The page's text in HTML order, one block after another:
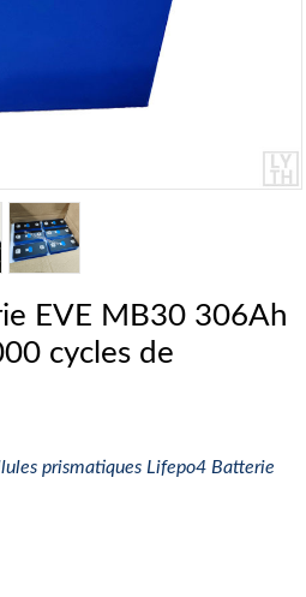
EVE MB30 306Ah
cycles de
prismatiques Lifepo4 Batterie